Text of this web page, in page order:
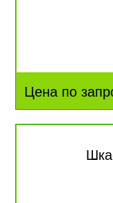
Цена по